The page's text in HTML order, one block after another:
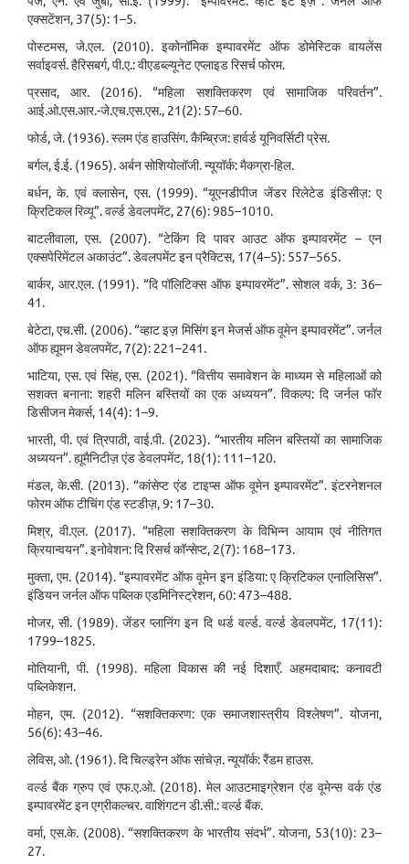
एक्सटेंशन, 37(5): 1–5.
पोस्टमस, जे.एल. (2010). इकोनॉमिक इम्पावरमेंट ऑफ डोमेस्टिक वायलेंस
सर्वाइवर्स. हैरिसबर्ग, पी.ए.: वीएडब्ल्यूनेट एप्लाइड रिसर्च फोरम.
प्रसाद, आर. (2016). “महिला सशक्तिकरण एवं सामाजिक परिवर्तन”.
आई.ओ.एस.आर.-जे.एच.एस.एस., 21(2): 57–60.
फोर्ड, जे. (1936). स्लम एंड हाउसिंग. कैम्ब्रिज: हार्वर्ड यूनिवर्सिटी प्रेस.
बर्गल, ई.ई. (1965). अर्बन सोशियोलॉजी. न्यूयॉर्क: मैकग्रा-हिल.
बर्धन, के. एवं क्लासेन, एस. (1999). “यूएनडीपीज जेंडर रिलेटेड इंडिसीज़: ए
क्रिटिकल रिव्यू”. वर्ल्ड डेवलपमेंट, 27(6): 985–1010.
बाटलीवाला, एस. (2007). “टेकिंग दि पावर आउट ऑफ इम्पावरमेंट – एन
एक्सपेरिमेंटल अकाउंट”. डेवलपमेंट इन प्रैक्टिस, 17(4–5): 557–565.
बार्कर, आर.एल. (1991). “दि पॉलिटिक्स ऑफ इम्पावरमेंट”. सोशल वर्क, 3: 36–
41.
बेटेटा, एच.सी. (2006). “व्हाट इज़ मिसिंग इन मेजर्स ऑफ वूमेन इम्पावरमेंट”. जर्नल
ऑफ ह्यूमन डेवलपमेंट, 7(2): 221–241.
भाटिया, एस. एवं सिंह, एस. (2021). “वित्तीय समावेशन के माध्यम से महिलाओं को
सशक्त बनाना: शहरी मलिन बस्तियों का एक अध्ययन”. विकल्प: दि जर्नल फॉर
डिसीजन मेकर्स, 14(4): 1–9.
भारती, पी. एवं त्रिपाठी, वाई.पी. (2023). “भारतीय मलिन बस्तियों का सामाजिक
अध्ययन”. ह्यूमैनिटीज़ एंड डेवलपमेंट, 18(1): 111–120.
मंडल, के.सी. (2013). “कांसेप्ट एंड टाइप्स ऑफ वूमेन इम्पावरमेंट”. इंटरनेशनल
फोरम ऑफ टीचिंग एंड स्टडीज़, 9: 17–30.
मिश्र, वी.एल. (2017). “महिला सशक्तिकरण के विभिन्न आयाम एवं नीतिगत
क्रियान्वयन”. इनोवेशन: दि रिसर्च कॉन्सेप्ट, 2(7): 168–173.
मुक्ता, एम. (2014). “इम्पावरमेंट ऑफ वूमेन इन इंडिया: ए क्रिटिकल एनालिसिस”.
इंडियन जर्नल ऑफ पब्लिक एडमिनिस्ट्रेशन, 60: 473–488.
मोजर, सी. (1989). जेंडर प्लानिंग इन दि थर्ड वर्ल्ड. वर्ल्ड डेवलपमेंट, 17(11):
1799–1825.
मोतियानी, पी. (1998). महिला विकास की नई दिशाएँ. अहमदाबाद: कनावटी
पब्लिकेशन.
मोहन, एम. (2012). “सशक्तिकरण: एक समाजशास्त्रीय विश्लेषण”. योजना,
56(6): 43–46.
लेविस, ओ. (1961). दि चिल्ड्रेन ऑफ सांचेज़. न्यूयॉर्क: रैंडम हाउस.
वर्ल्ड बैंक ग्रुप एवं एफ.ए.ओ. (2018). मेल आउटमाइग्रेशन एंड वूमेन्स वर्क एंड
इम्पावरमेंट इन एग्रीकल्चर. वाशिंगटन डी.सी.: वर्ल्ड बैंक.
वर्मा, एस.के. (2008). “सशक्तिकरण के भारतीय संदर्भ”. योजना, 53(10): 23–
27.